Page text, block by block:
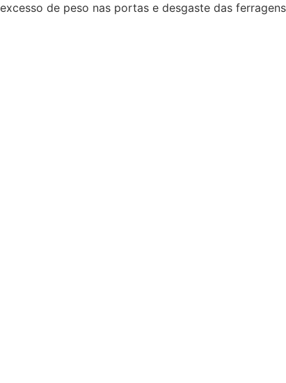
excesso de peso nas portas e desgaste das